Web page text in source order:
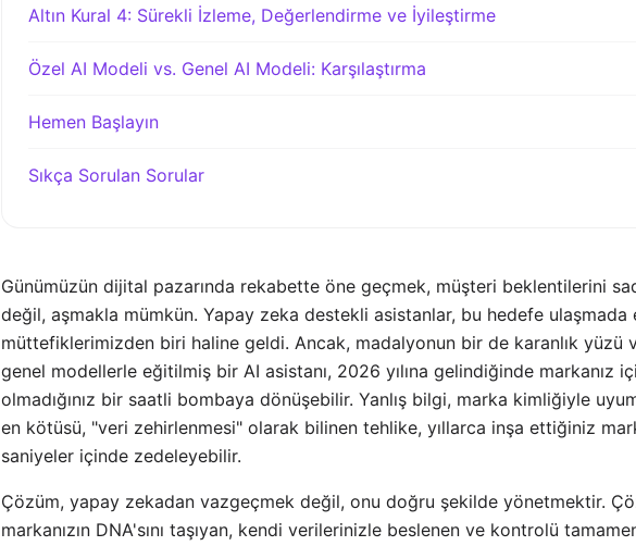
Altın Kural 4: Sürekli İzleme, Değerlendirme ve İyileştirme
Özel AI Modeli vs. Genel AI Modeli: Karşılaştırma
Hemen Başlayın
Sıkça Sorulan Sorular
Günümüzün dijital pazarında rekabette öne geçmek, müşteri beklentilerini
değil, aşmakla mümkün. Yapay zeka destekli asistanlar, bu hedefe ulaşmada
müttefiklerimizden biri haline geldi. Ancak, madalyonun bir de karanlık yüzü
genel modellerle eğitilmiş bir AI asistanı, 2026 yılına gelindiğinde markanız
olmadığınız bir saatli bombaya dönüşebilir. Yanlış bilgi, marka kimliğiyle
en kötüsü, "veri zehirlenmesi" olarak bilinen tehlike, yıllarca inşa ettiğiniz
saniyeler içinde zedeleyebilir.
Çözüm, yapay zekadan vazgeçmek değil, onu doğru şekilde yönetmektir.
markanızın DNA'sını taşıyan, kendi verilerinizle beslenen ve kontrolü